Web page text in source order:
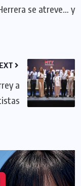
se atreve… y
a